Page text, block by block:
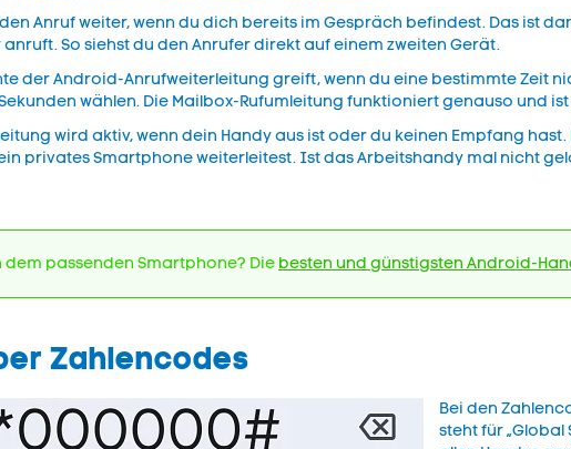
Anruf weiter, wenn du dich bereits im Gespräch befindest. Das ist
anruft. So siehst du den Anrufer direkt auf einem zweiten Gerät.
der Android-Anrufweiterleitung greift, wenn du eine bestimmte Zeit
wählen. Die Mailbox-Rufumleitung funktioniert genauso und
wird aktiv, wenn dein Handy aus ist oder du keinen Empfang
privates Smartphone weiterleitest. Ist das Arbeitshandy mal nicht
passenden Smartphone? Die besten und günstigsten Android-
Zahlencodes
Bei den
steht für